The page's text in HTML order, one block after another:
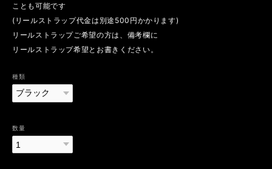
ことも可能です
(リールストラップ代金は別途500円かかります)
リールストラップご希望の方は、備考欄に
リールストラップ希望とお書きください。
種類
数量